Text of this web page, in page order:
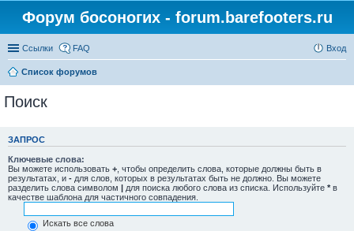
Форум босоногих - forum.barefooters.ru
Ссылки FAQ Вход
Список форумов
Поиск
ЗАПРОС
Ключевые слова:
Вы можете использовать + , чтобы определить слова, которые должны быть в
результатах, и - для слов, которых в результатах быть не должно. Вы можете
разделить слова символом | для поиска любого слова из списка. Используйте * в
качестве шаблона для частичного совпадения.
Искать все слова